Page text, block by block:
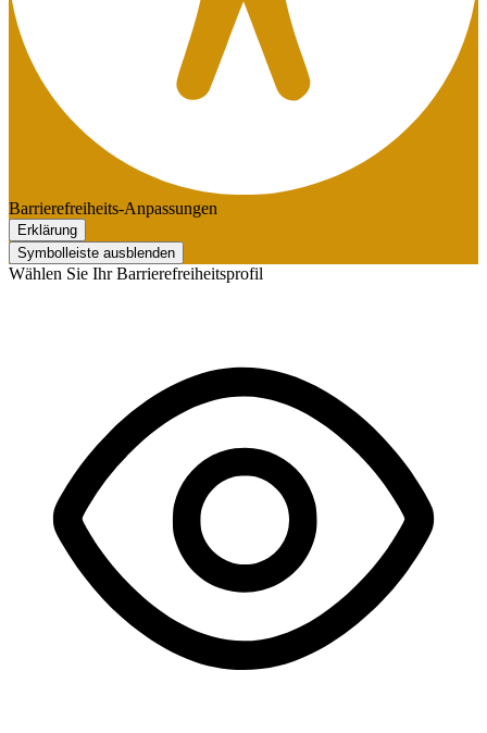
Barrierefreiheits-Anpassungen
Erklärung
Symbolleiste ausblenden
Wählen Sie Ihr Barrierefreiheitsprofil